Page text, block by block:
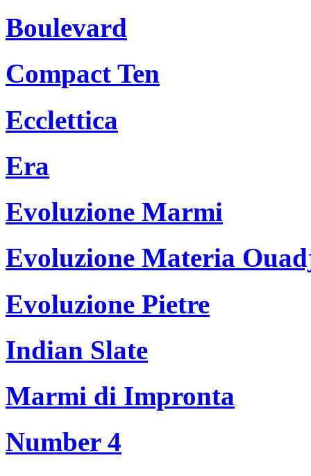
Boulevard
Compact Ten
Ecclettica
Era
Evoluzione Marmi
Evoluzione Materia
Evoluzione Pietre
Indian Slate
Marmi di Impronta
Number 4